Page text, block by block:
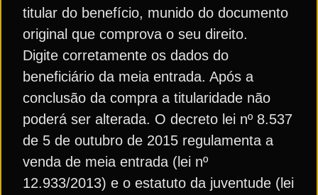
titular do benefício, munido do documento
original que comprova o seu direito.
Digite corretamente os dados do
beneficiário da meia entrada. Após a
conclusão da compra a titularidade não
poderá ser alterada. O decreto lei nº 8.537
de 5 de outubro de 2015 regulamenta a
venda de meia entrada (lei nº
12.933/2013) e o estatuto da juventude (lei